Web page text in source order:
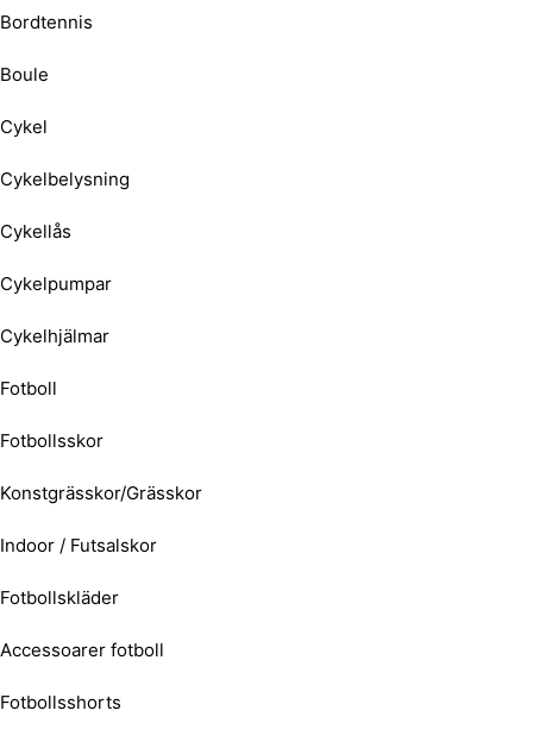
Bordtennis
Boule
Cykel
Cykelbelysning
Cykellås
Cykelpumpar
Cykelhjälmar
Fotboll
Fotbollsskor
Konstgrässkor/Grässkor
Indoor / Futsalskor
Fotbollskläder
Accessoarer fotboll
Fotbollsshorts